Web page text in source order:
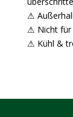
⚠
⚠ Nicht für
⚠ Kühl &